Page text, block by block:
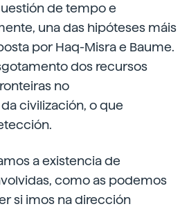
de tempo e
una das hipóteses máis
por Haq-Misra e Baume.
dos recursos
no
civilización, o que
a existencia de
como as podemos
si imos na dirección